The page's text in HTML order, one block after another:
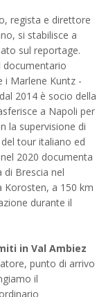
regista e direttore
si stabilisce a
sul reportage.
documentario
i Marlene Kuntz -
2014 è socio della
a Napoli per
la supervisione di
tour italiano ed
2020 documenta
Brescia nel
Korosten, a 150 km
durante il
in Val Ambiez
punto di arrivo
il